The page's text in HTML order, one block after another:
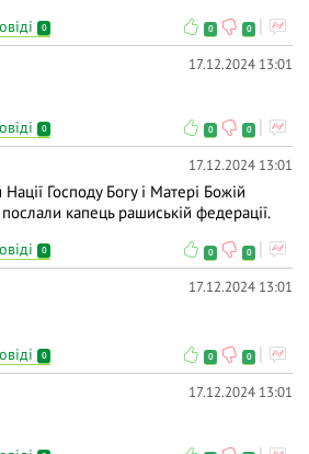
0 0 0
17.12.2024 13:01
0 0 0
17.12.2024 13:01
Господу Богу і Матері Божій
капець рашиській федерації.
0 0 0
17.12.2024 13:01
0 0 0
17.12.2024 13:01